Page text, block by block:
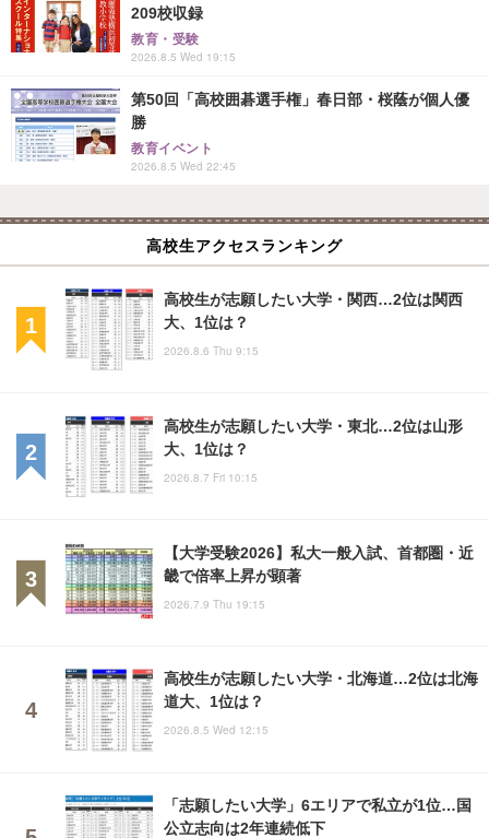
209校収録
教育・受験
2026.8.5 Wed 19:15
第50回「高校囲碁選手権」春日部・桜蔭が個人優
勝
教育イベント
2026.8.5 Wed 22:45
高校生アクセスランキング
高校生が志願したい大学・関西…2位は関西
大、1位は？
2026.8.6 Thu 9:15
高校生が志願したい大学・東北…2位は山形
大、1位は？
2026.8.7 Fri 10:15
【大学受験2026】私大一般入試、首都圏・近
畿で倍率上昇が顕著
2026.7.9 Thu 19:15
高校生が志願したい大学・北海道…2位は北海
道大、1位は？
2026.8.5 Wed 12:15
「志願したい大学」6エリアで私立が1位…国
公立志向は2年連続低下